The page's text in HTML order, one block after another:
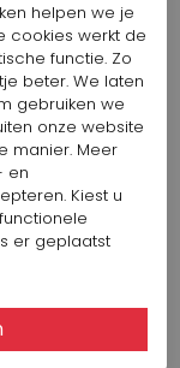
en trendy
MARIPÉ
gevoerd
weer
de
welke wij op
de keuze van
weer een
ons van onze
helpen we je
cookies werkt de
functie. Zo
beter. We laten
gebruiken we
onze website
manier. Meer
en
Kiest u
er geplaatst